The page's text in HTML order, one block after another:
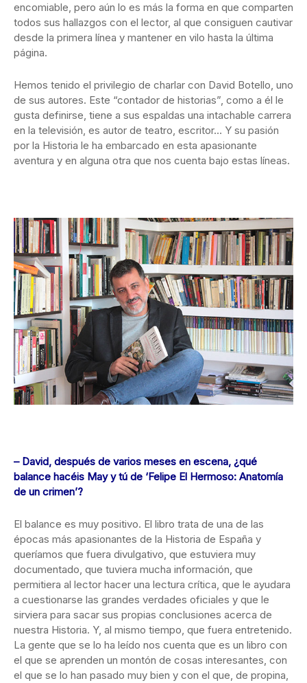
encomiable, pero aún lo es más la forma en que comparten
todos sus hallazgos con el lector, al que consiguen cautivar
desde la primera línea y mantener en vilo hasta la última
página.
Hemos tenido el privilegio de charlar con David Botello, uno
de sus autores. Este “contador de historias”, como a él le
gusta definirse, tiene a sus espaldas una intachable carrera
en la televisión, es autor de teatro, escritor… Y su pasión
por la Historia le ha embarcado en esta apasionante
aventura y en alguna otra que nos cuenta bajo estas líneas.
– David, después de varios meses en escena, ¿qué
balance hacéis May y tú de ‘Felipe El Hermoso: Anatomía
de un crimen’?
El balance es muy positivo. El libro trata de una de las
épocas más apasionantes de la Historia de España y
queríamos que fuera divulgativo, que estuviera muy
documentado, que tuviera mucha información, que
permitiera al lector hacer una lectura crítica, que le ayudara
a cuestionarse las grandes verdades oficiales y que le
sirviera para sacar sus propias conclusiones acerca de
nuestra Historia. Y, al mismo tiempo, que fuera entretenido.
La gente que se lo ha leído nos cuenta que es un libro con
el que se aprenden un montón de cosas interesantes, con
el que se lo han pasado muy bien y con el que, de propina,